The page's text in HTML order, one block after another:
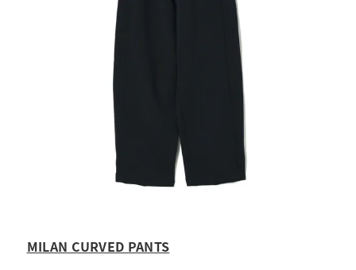
MILAN CURVED PANTS